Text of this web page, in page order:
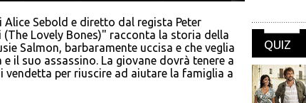
Sebold e diretto dal regista Peter
Lovely Bones)" racconta la storia della
Salmon, barbaramente uccisa e che veglia
il suo assassino. La giovane dovrà tenere a
vendetta per riuscire ad aiutare la famiglia a
QUIZ